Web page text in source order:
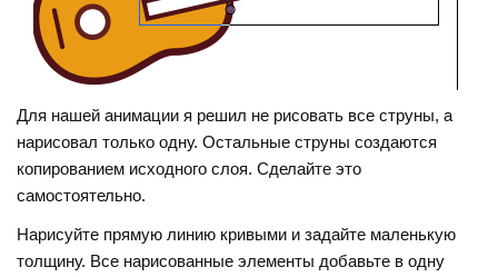
Для нашей анимации я решил не рисовать все струны, а
нарисовал только одну. Остальные струны создаются
копированием исходного слоя. Сделайте это
самостоятельно.
Нарисуйте прямую линию кривыми и задайте маленькую
толщину. Все нарисованные элементы добавьте в одну